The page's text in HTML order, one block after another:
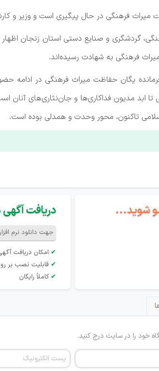
فرهنگی در حال پیگیری است و وزیر و
گردشگری و صنایع‌ دستی استان زنجان
فرهنگی به شهادت رسیده‌اند.
یگان حفاظت میراث‌ فرهنگی در ادامه
ابد مدیون فداکاری‌ها و جان‌نثاری‌های آنان
تاکنون، محور وحدت و همدلی بوده است.
شوید... دریافت آگهی
جهت دانلود نرم
✔ امکان دریافت
✔ قابلیت نصب بر
✔ کاملاً رایگان
خود را در سایت درج کنید.